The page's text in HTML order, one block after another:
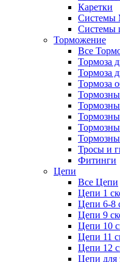
Каретки
Системы
Торможение
Все
Тормоза
Тормоза
Тормоза
Тросы и
Фитинги
Цепи
Все Цепи
Цепи 1
Цепи 6-8
Цепи 9
Цепи 10
Цепи 11
Цепи 12
Цепи для